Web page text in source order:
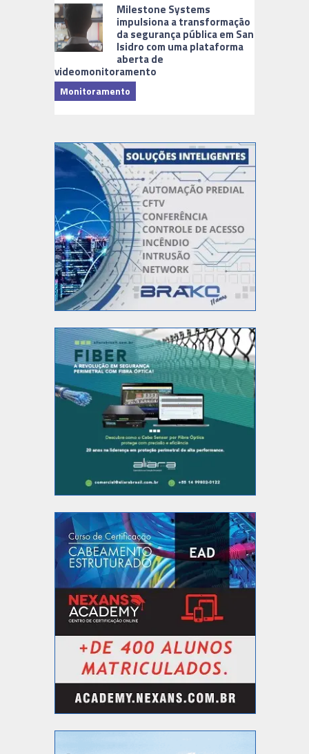
Milestone Systems
impulsiona a transformação
da segurança pública em San
Isidro com uma plataforma
aberta de
videomonitoramento
Monitoramento